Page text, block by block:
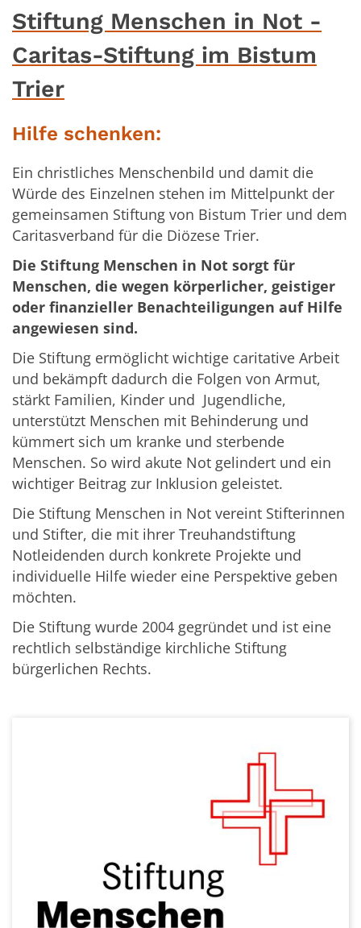
Stiftung Menschen in Not -
Caritas-Stiftung im Bistum
Trier
Hilfe schenken:
Ein christliches Menschenbild und damit die
Würde des Einzelnen stehen im Mittelpunkt der
gemeinsamen Stiftung von Bistum Trier und dem
Caritasverband für die Diözese Trier.
Die Stiftung Menschen in Not sorgt für
Menschen, die wegen körperlicher, geistiger
oder finanzieller Benachteiligungen auf Hilfe
angewiesen sind.
Die Stiftung ermöglicht wichtige caritative Arbeit
und bekämpft dadurch die Folgen von Armut,
stärkt Familien, Kinder und Jugendliche,
unterstützt Menschen mit Behinderung und
kümmert sich um kranke und sterbende
Menschen. So wird akute Not gelindert und ein
wichtiger Beitrag zur Inklusion geleistet.
Die Stiftung Menschen in Not vereint Stifterinnen
und Stifter, die mit ihrer Treuhandstiftung
Notleidenden durch konkrete Projekte und
individuelle Hilfe wieder eine Perspektive geben
möchten.
Die Stiftung wurde 2004 gegründet und ist eine
rechtlich selbständige kirchliche Stiftung
bürgerlichen Rechts.